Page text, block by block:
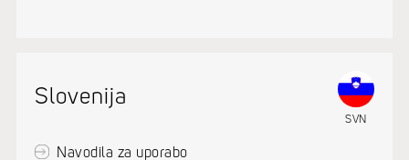
Slovenija
SVN
Navodila za uporabo